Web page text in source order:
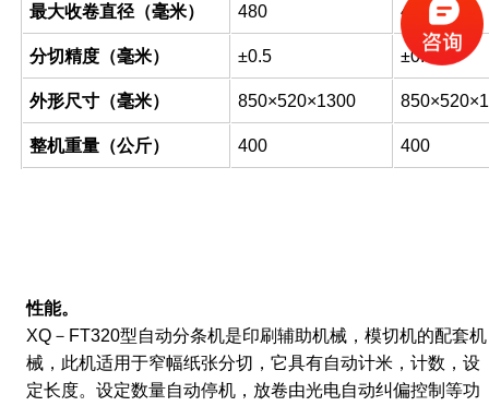
最大收卷直径（毫米） 480 480
分切精度（毫米） ±0.5 ±0.5
外形尺寸（毫米） 850×520×1300
整机重量（公斤） 400 400
性能。
XQ－FT320型自动分条机是印刷辅助机械，模切机的配套机
械，此机适用于窄幅纸张分切，它具有自动计米，计数，设
定长度。设定数量自动停机，放卷由光电自动纠偏控制等功